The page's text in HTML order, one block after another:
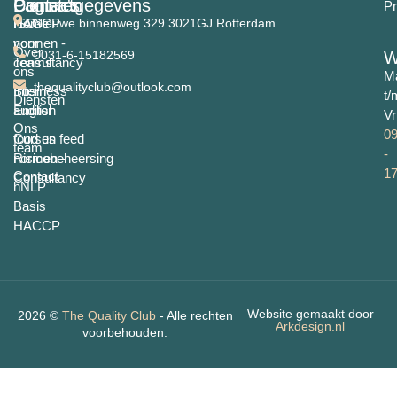
Pagina's
Home
Over
ons
Diensten
Ons
team
Contact
Diensten
ISO-
normen -
consultancy
Business
English
food en feed
normen -
Consultancy
Basis
HACCP
HACCP
voor
Teams
Intern
auditor
Cursus
Risicobeheersing
hNLP
Contactgegevens
Nieuwe binnenweg 329 3021GJ Rotterdam
0031-6-15182569
thequalityclub@outlook.com
t/
-
2026 © The Quality Club - Alle rechten
voorbehouden.
Website gemaakt door
Arkdesign.nl